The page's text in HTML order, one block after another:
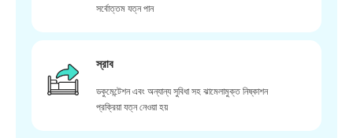
সর্বোত্তম যত্ন পান
স্রাব
ডকুমেন্টেশন এবং অন্যান্য সুবিধা সহ ঝামেলামুক্ত নিষ্কাশন
প্রক্রিয়া যত্ন নেওয়া হয়